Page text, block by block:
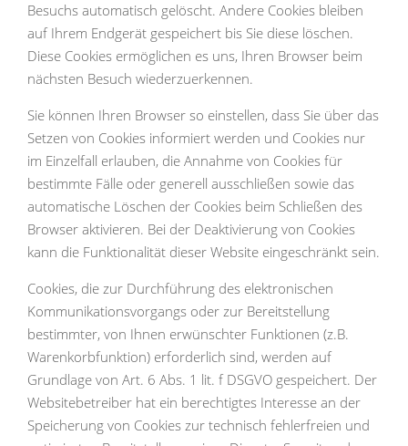
Besuchs automatisch gelöscht. Andere Cookies bleiben
auf Ihrem Endgerät gespeichert bis Sie diese löschen.
Diese Cookies ermöglichen es uns, Ihren Browser beim
nächsten Besuch wiederzuerkennen.
Sie können Ihren Browser so einstellen, dass Sie über das
Setzen von Cookies informiert werden und Cookies nur
im Einzelfall erlauben, die Annahme von Cookies für
bestimmte Fälle oder generell ausschließen sowie das
automatische Löschen der Cookies beim Schließen des
Browser aktivieren. Bei der Deaktivierung von Cookies
kann die Funktionalität dieser Website eingeschränkt sein.
Cookies, die zur Durchführung des elektronischen
Kommunikationsvorgangs oder zur Bereitstellung
bestimmter, von Ihnen erwünschter Funktionen (z.B.
Warenkorbfunktion) erforderlich sind, werden auf
Grundlage von Art. 6 Abs. 1 lit. f DSGVO gespeichert. Der
Websitebetreiber hat ein berechtigtes Interesse an der
Speicherung von Cookies zur technisch fehlerfreien und